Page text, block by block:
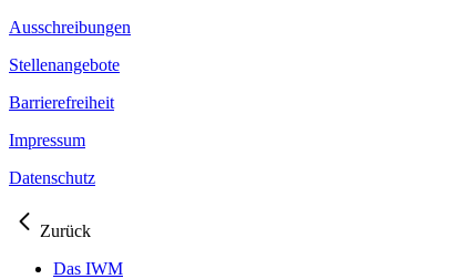
Ausschreibungen
Stellenangebote
Barrierefreiheit
Impressum
Datenschutz
Zurück
Das IWM